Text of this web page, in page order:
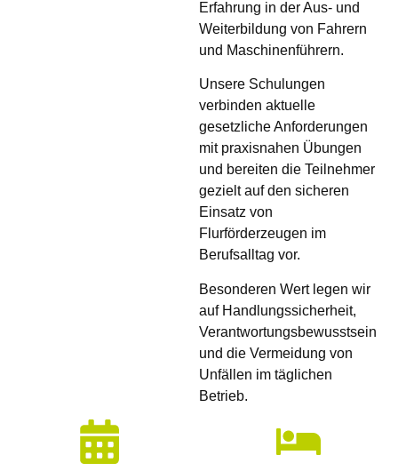
Erfahrung in der Aus- und
Weiterbildung von Fahrern
und Maschinenführern.
Unsere Schulungen
verbinden aktuelle
gesetzliche Anforderungen
mit praxisnahen Übungen
und bereiten die Teilnehmer
gezielt auf den sicheren
Einsatz von
Flurförderzeugen im
Berufsalltag vor.
Besonderen Wert legen wir
auf Handlungssicherheit,
Verantwortungsbewusstsein
und die Vermeidung von
Unfällen im täglichen
Betrieb.